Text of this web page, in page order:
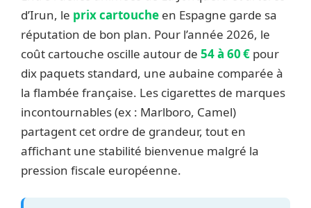
d’Irun, le prix cartouche en Espagne garde sa
réputation de bon plan. Pour l’année 2026, le
coût cartouche oscille autour de 54 à 60 € pour
dix paquets standard, une aubaine comparée à
la flambée française. Les cigarettes de marques
incontournables (ex : Marlboro, Camel)
partagent cet ordre de grandeur, tout en
affichant une stabilité bienvenue malgré la
pression fiscale européenne.